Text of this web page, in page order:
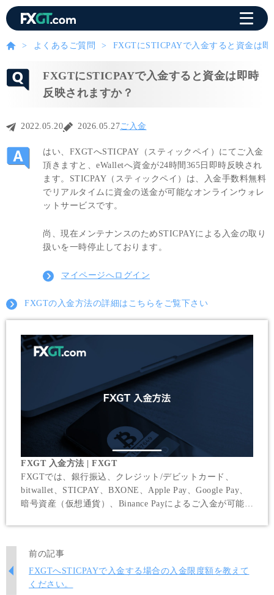
よくあるご質問 FXGTにSTICPAYで入金すると資金は
FXGTにSTICPAYで入金すると資金は即時
反映されますか？
2022.05.20 2026.05.27ご入金
はい、FXGTへSTICPAY（スティックペイ）にてご入金
頂きますと、eWalletへ資金が24時間365日即時反映され
ます。STICPAY（スティックペイ）は、入金手数料無料
でリアルタイムに資金の送金が可能なオンラインウォレ
ットサービスです。
尚、現在メンテナンスのためSTICPAYによる入金の取り
扱いを一時停止しております。
マイページへログイン
FXGTの入金方法の詳細はこちらをご覧下さい
FXGT 入金方法 | FXGT
FXGTでは、銀行振込、クレジット/デビットカード、
bitwallet、STICPAY、BXONE、Apple Pay、Google Pay、
暗号資産（仮想通貨）、Binance Payによるご入金が可能で
前の記事
FXGTへSTICPAYで入金する場合の入金限度額を教えて
ください。